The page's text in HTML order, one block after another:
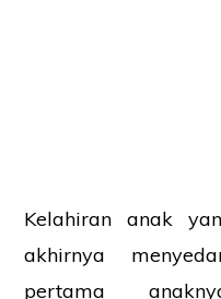
Kelahiran anak
akhirnya
pertama